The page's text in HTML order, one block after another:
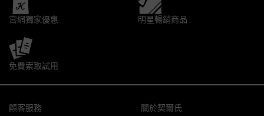
官網獨家優惠 明星暢銷商品
免費索取試用
顧客服務 關於契爾氏